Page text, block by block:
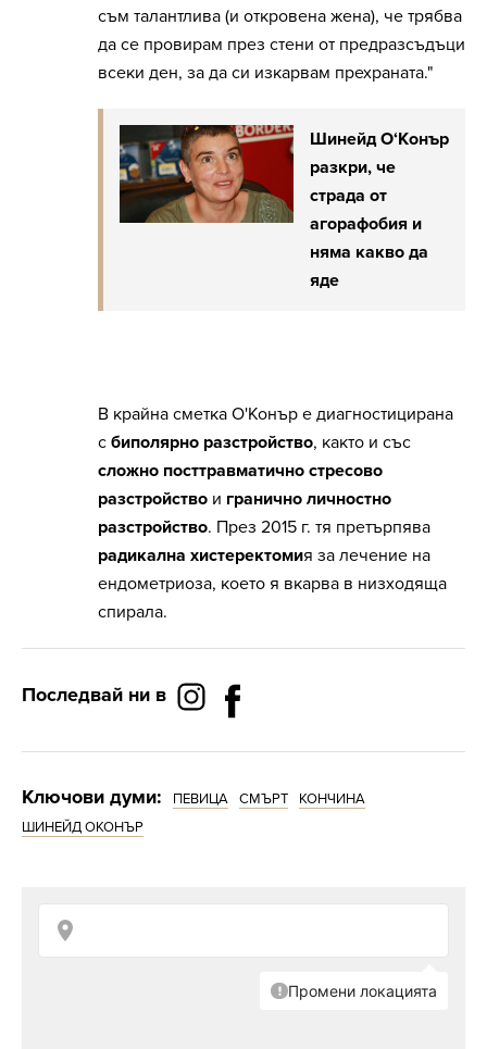
съм талантлива (и откровена жена), че трябва
да се провирам през стени от предразсъдъци
всеки ден, за да си изкарвам прехраната."
Шинейд О‘Конър
разкри, че
страда от
агорафобия и
няма какво да
яде
В крайна сметка О'Конър е диагностицирана
с биполярно разстройство, както и със
сложно посттравматично стресово
разстройство и гранично личностно
разстройство. През 2015 г. тя претърпява
радикална хистеректомия за лечение на
ендометриоза, което я вкарва в низходяща
спирала.
Последвай ни в
Ключови думи: ПЕВИЦА СМЪРТ
КОНЧИНА
ШИНЕЙД ОКОНЪР